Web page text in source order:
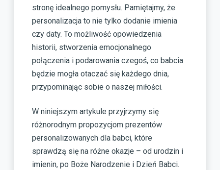
stronę idealnego pomysłu. Pamiętajmy, że
personalizacja to nie tylko dodanie imienia
czy daty. To możliwość opowiedzenia
historii, stworzenia emocjonalnego
połączenia i podarowania czegoś, co babcia
będzie mogła otaczać się każdego dnia,
przypominając sobie o naszej miłości.
W niniejszym artykule przyjrzymy się
różnorodnym propozycjom prezentów
personalizowanych dla babci, które
sprawdzą się na różne okazje – od urodzin i
imienin, po Boże Narodzenie i Dzień Babci.